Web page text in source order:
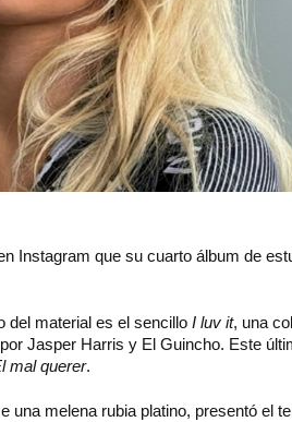
Instagram que su cuarto álbum de
del material es el sencillo I luv it, una
Jasper Harris y El Guincho. Este
mal querer.
una melena rubia platino, presentó el